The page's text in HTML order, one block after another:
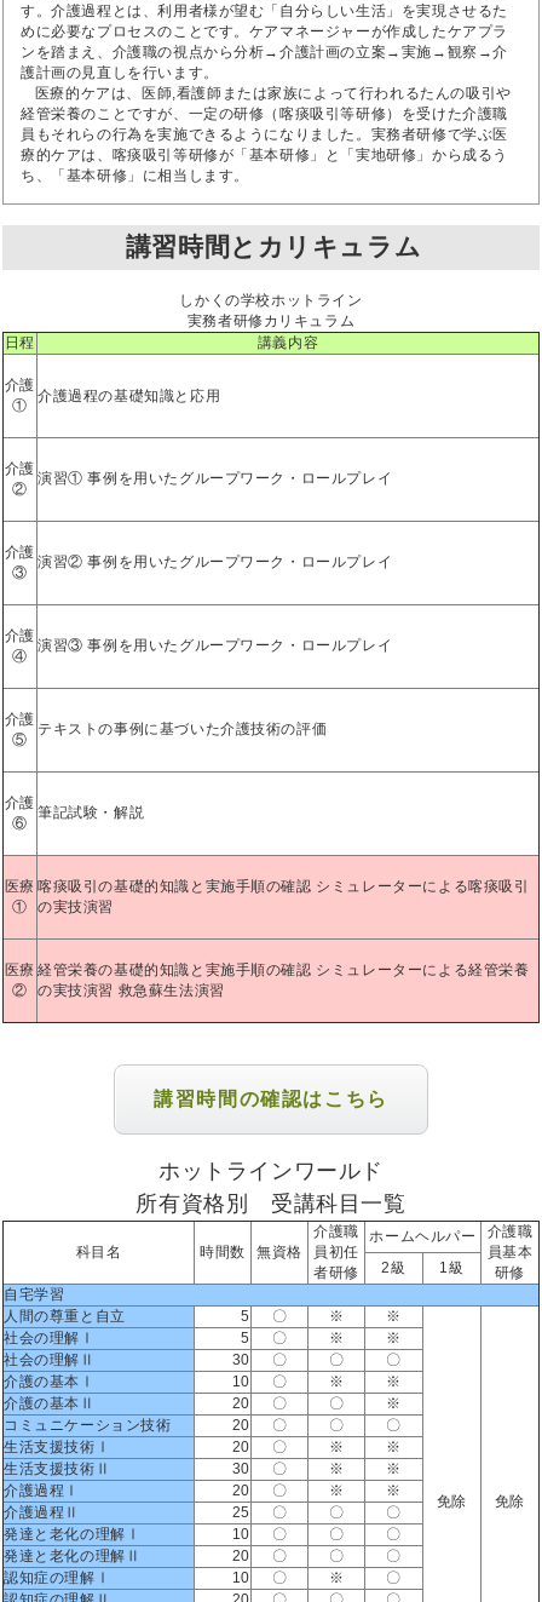
す。介護過程とは、利用者様が望む「自分らしい生活」を実現させるた
めに必要なプロセスのことです。ケアマネージャーが作成したケアプラ
ンを踏まえ、介護職の視点から分析→介護計画の立案→実施→観察→介
護計画の見直しを行います。
医療的ケアは、医師,看護師または家族によって行われるたんの吸引や
経管栄養のことですが、一定の研修（喀痰吸引等研修）を受けた介護職
員もそれらの行為を実施できるようになりました。実務者研修で学ぶ医
療的ケアは、喀痰吸引等研修が「基本研修」と「実地研修」から成るう
ち、「基本研修」に相当します。
講習時間とカリキュラム
しかくの学校ホットライン
実務者研修カリキュラム
日程
講義内容
介護
①
介護過程の基礎知識と応用
介護
②
演習① 事例を用いたグループワーク・ロールプレイ
介護
③
演習② 事例を用いたグループワーク・ロールプレイ
介護
④
演習③ 事例を用いたグループワーク・ロールプレイ
介護
⑤
テキストの事例に基づいた介護技術の評価
介護
⑥
筆記試験・解説
医療
①
喀痰吸引の基礎的知識と実施手順の確認 シミュレーターによる喀痰吸引
の実技演習
医療
②
経管栄養の基礎的知識と実施手順の確認 シミュレーターによる経管栄養
の実技演習 救急蘇生法演習
講習時間の確認はこちら
ホットラインワールド
所有資格別 受講科目一覧
科目名 時間数 無資格
介護職
員初任
者研修
ホームヘルパー
介護職
員基本
研修
2級
1級
自宅学習
人間の尊重と自立
5 〇 ※ ※
免除 免除
社会の理解Ⅰ 5 〇 ※
※
社会の理解Ⅱ
30 〇 〇
〇
介護の基本Ⅰ
10 〇 ※
※
介護の基本Ⅱ
20 〇 〇
※
コミュニケーション技術
20 〇 〇
〇
生活支援技術Ⅰ
20 〇 ※
※
生活支援技術Ⅱ
30 〇 ※
※
介護過程Ⅰ
20 〇 ※
※
介護過程Ⅱ
25 〇 〇
〇
発達と老化の理解Ⅰ
10 〇 〇
〇
発達と老化の理解Ⅱ
20 〇 〇
〇
認知症の理解Ⅰ
10 〇 ※
〇